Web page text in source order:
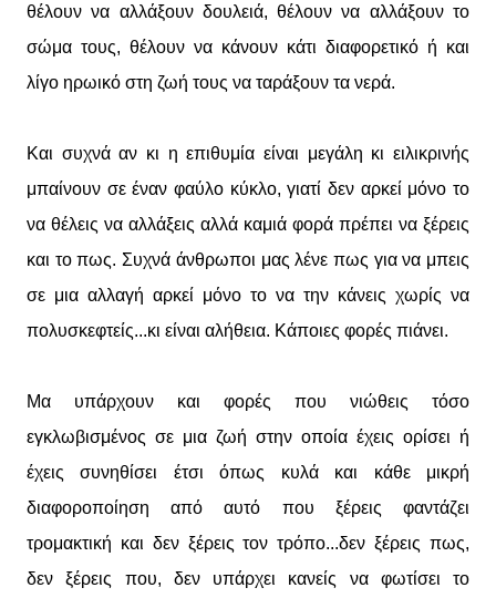
θέλουν να αλλάξουν δουλειά, θέλουν να αλλάξουν το
σώμα τους, θέλουν να κάνουν κάτι διαφορετικό ή και
λίγο ηρωικό στη ζωή τους να ταράξουν τα νερά.
Και συχνά αν κι η επιθυμία είναι μεγάλη κι ειλικρινής
μπαίνουν σε έναν φαύλο κύκλο, γιατί δεν αρκεί μόνο το
να θέλεις να αλλάξεις αλλά καμιά φορά πρέπει να ξέρεις
και το πως. Συχνά άνθρωποι μας λένε πως για να μπεις
σε μια αλλαγή αρκεί μόνο το να την κάνεις χωρίς να
πολυσκεφτείς...κι είναι αλήθεια. Κάποιες φορές πιάνει.
Μα υπάρχουν και φορές που νιώθεις τόσο
εγκλωβισμένος σε μια ζωή στην οποία έχεις ορίσει ή
έχεις συνηθίσει έτσι όπως κυλά και κάθε μικρή
διαφοροποίηση από αυτό που ξέρεις φαντάζει
τρομακτική και δεν ξέρεις τον τρόπο...δεν ξέρεις πως,
δεν ξέρεις που, δεν υπάρχει κανείς να φωτίσει το